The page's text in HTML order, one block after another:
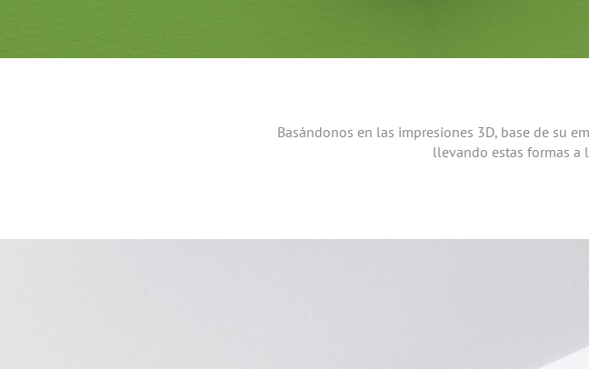
Basándonos en las impresiones 3D, base de su
llevando estas formas a